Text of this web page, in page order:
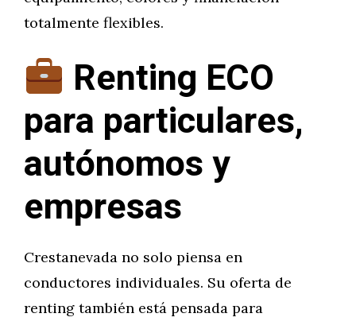
totalmente flexibles.
Renting ECO
para particulares,
autónomos y
empresas
Crestanevada no solo piensa en
conductores individuales. Su oferta de
renting también está pensada para